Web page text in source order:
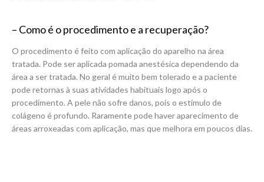
– Como é o procedimento e a recuperação?
O procedimento é feito com aplicação do aparelho na área
tratada. Pode ser aplicada pomada anestésica dependendo da
área a ser tratada. No geral é muito bem tolerado e a paciente
pode retornas à suas atividades habituais logo após o
procedimento. A pele não sofre danos, pois o estímulo de
colágeno é profundo. Raramente pode haver aparecimento de
áreas arroxeadas com aplicação, mas que melhora em poucos dias.